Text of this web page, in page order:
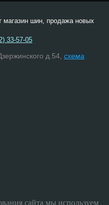
магазин шин, продажа новых
33-57-05
д.54, схема
сайта мы используем